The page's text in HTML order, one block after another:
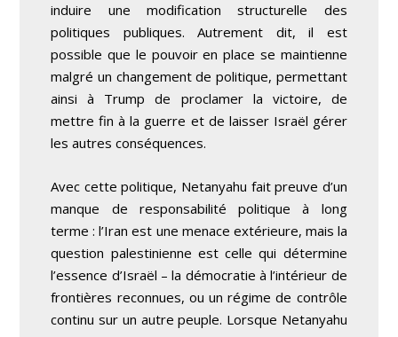
induire une modification structurelle des
politiques publiques. Autrement dit, il est
possible que le pouvoir en place se maintienne
malgré un changement de politique, permettant
ainsi à Trump de proclamer la victoire, de
mettre fin à la guerre et de laisser Israël gérer
les autres conséquences.
Avec cette politique, Netanyahu fait preuve d’un
manque de responsabilité politique à long
terme : l’Iran est une menace extérieure, mais la
question palestinienne est celle qui détermine
l’essence d’Israël – la démocratie à l’intérieur de
frontières reconnues, ou un régime de contrôle
continu sur un autre peuple. Lorsque Netanyahu